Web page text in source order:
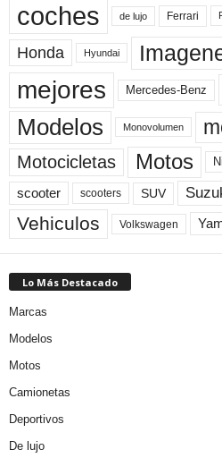
coches de lujo Ferrari
Honda Hyundai
mejores Mercedes-Benz
Modelos Monovolumen
Motocicletas Motos
scooter scooters SUV
Vehiculos Volkswagen
Lo Más Destacado
Marcas
Modelos
Motos
Camionetas
Deportivos
De lujo